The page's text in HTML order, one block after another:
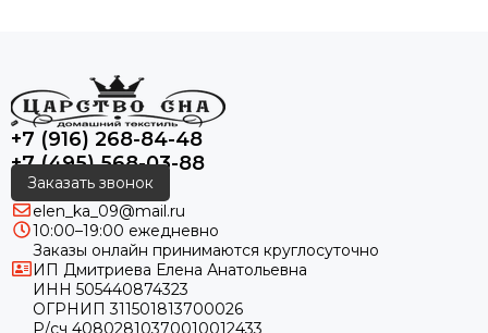
+7 (916) 268-84-48
+7 (495) 568-03-88
Заказать звонок
elen_ka_09@mail.ru
10:00–19:00 ежедневно
Заказы онлайн принимаются круглосуточно
ИП Дмитриева Елена Анатольевна
ИНН 505440874323
ОГРНИП 311501813700026
Р/сч 40802810370010012433